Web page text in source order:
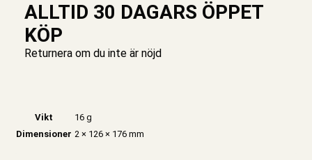
ALLTID 30 DAGARS ÖPPET
KÖP
Returnera om du inte är nöjd
Vikt
16 g
Dimensioner 2 × 126 × 176 mm